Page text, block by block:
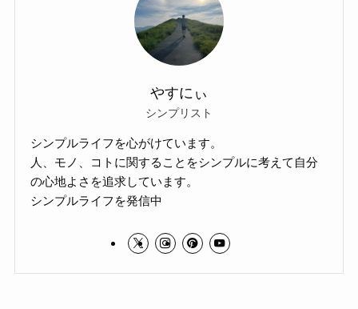
やすにぃ
シンプリスト
シンプルライフを心がけています。
人、モノ、コトに関することをシンプルに考えて自分
の心地よさを追求しています。
シンプルライフを発信中